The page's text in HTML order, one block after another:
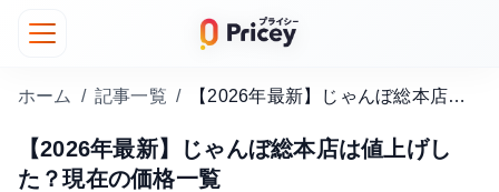
ホーム / 記事一覧 / 【2026年最新】じゃんぼ総本店は値上げした？現在の価格一覧
【2026年最新】じゃんぼ総本店は値上げし
た？現在の価格一覧